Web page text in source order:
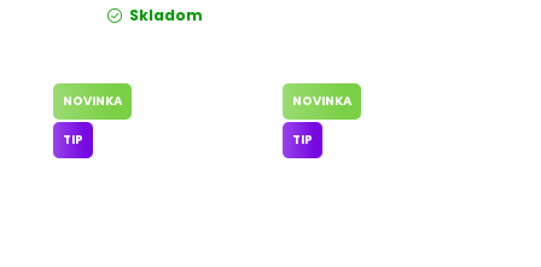
Skladom
NOVINKA
TIP
NOVINKA
TIP